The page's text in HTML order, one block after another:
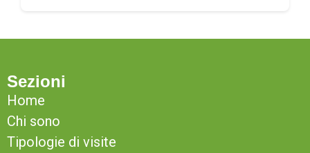
Sezioni
Home
Chi sono
Tipologie di visite